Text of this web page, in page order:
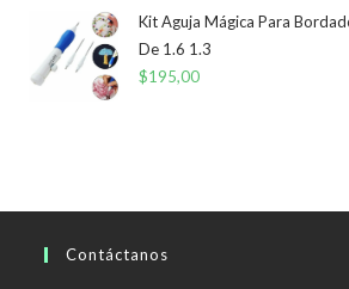
Kit Aguja Mágica Para
De 1.6 1.3
$195,00
Contáctanos